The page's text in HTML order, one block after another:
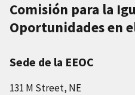
Comisión para la
Oportunidades en
Sede de la EEOC
131 M Street, NE